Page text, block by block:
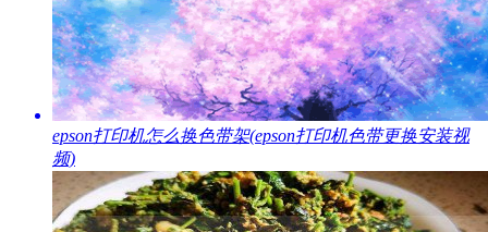
​epson打印机怎么换色带架(epson打印机色带更换安装视
频)